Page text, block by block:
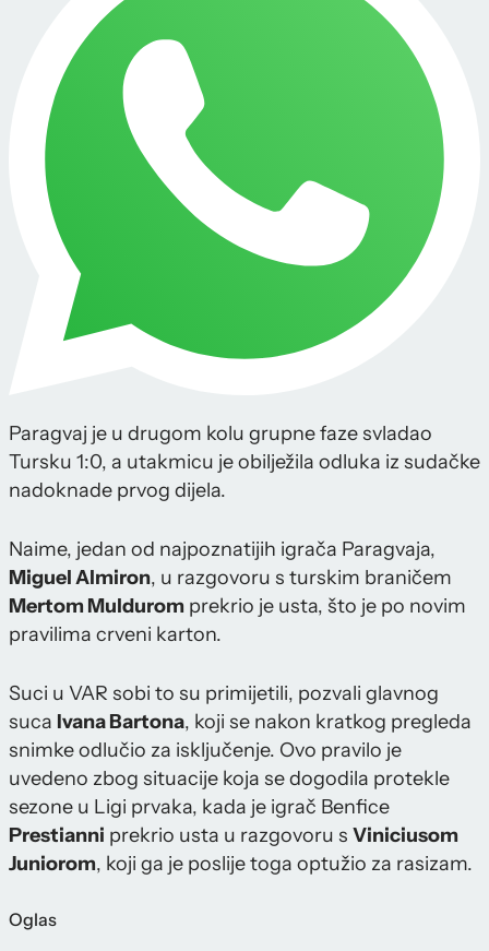
Paragvaj je u drugom kolu grupne faze svladao
Tursku 1:0, a utakmicu je obilježila odluka iz sudačke
nadoknade prvog dijela.
Naime, jedan od najpoznatijih igrača Paragvaja,
Miguel Almiron, u razgovoru s turskim braničem
Mertom Muldurom prekrio je usta, što je po novim
pravilima crveni karton.
Suci u VAR sobi to su primijetili, pozvali glavnog
suca Ivana Bartona, koji se nakon kratkog pregleda
snimke odlučio za isključenje. Ovo pravilo je
uvedeno zbog situacije koja se dogodila protekle
sezone u Ligi prvaka, kada je igrač Benfice
Prestianni prekrio usta u razgovoru s Viniciusom
Juniorom, koji ga je poslije toga optužio za rasizam.
Oglas